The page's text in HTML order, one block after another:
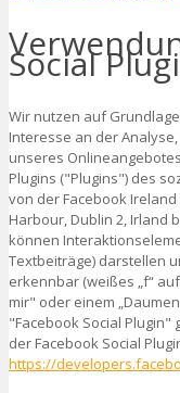
Social
Wir nutzen auf
Interesse an der
unseres Onlineangebotes
Plugins ("Plugins") des
von der Facebook Ireland
Harbour, Dublin 2, Irland
können
Textbeiträge) darstellen
erkennbar (weißes „f“
mir" oder einem
"Facebook Social Plugin"
der Facebook Social
https://